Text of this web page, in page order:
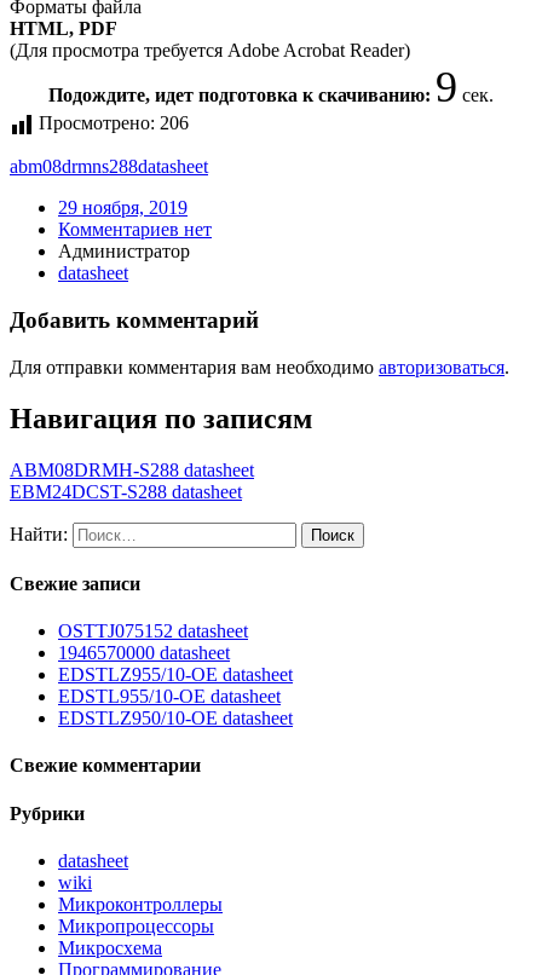
Форматы файла
HTML, PDF
(Для просмотра требуется Adobe Acrobat Reader)
Подождите, идет подготовка к скачиванию: 9 сек.
Просмотрено: 206
abm08drmns288datasheet
29 ноября, 2019
Комментариев нет
Администратор
datasheet
Добавить комментарий
Для отправки комментария вам необходимо авторизоваться.
Навигация по записям
ABM08DRMH-S288 datasheet
EBM24DCST-S288 datasheet
Найти:
Свежие записи
OSTTJ075152 datasheet
1946570000 datasheet
EDSTLZ955/10-OE datasheet
EDSTL955/10-OE datasheet
EDSTLZ950/10-OE datasheet
Свежие комментарии
Рубрики
datasheet
wiki
Микроконтроллеры
Микропроцессоры
Микросхема
Программирование